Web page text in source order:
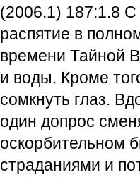
(2006.1) 187:1.8 С
распятие в
времени Тайной
и воды. Кроме
сомкнуть глаз.
один допрос
оскорбительном
страданиями и